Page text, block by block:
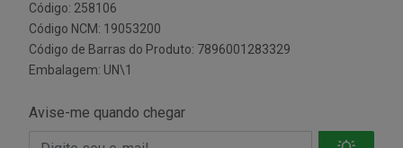
Código: 258106
Código NCM: 19053200
Código de Barras do Produto: 7896001283329
Embalagem: UN\1
Avise-me quando chegar